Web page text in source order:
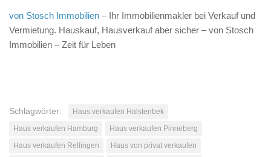
von Stosch Immobilien – Ihr Immobilienmakler bei Verkauf und
Vermietung. Hauskauf, Hausverkauf aber sicher – von Stosch
Immobilien – Zeit für Leben
Schlagwörter:
Haus verkaufen Halstenbek
Haus verkaufen Hamburg
Haus verkaufen Pinneberg
Haus verkaufen Rellingen
Haus von privat verkaufen